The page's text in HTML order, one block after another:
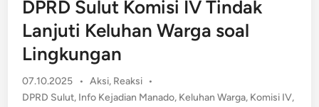
DPRD Sulut Komisi IV Tindak
Lanjuti Keluhan Warga soal
Lingkungan
07.10.2025 • Posted
in
Aksi, Reaksi •
DPRD Sulut, Info Kejadian Manado, Keluhan Warga, Komisi IV,